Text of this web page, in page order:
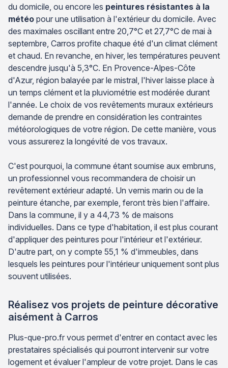
du domicile, ou encore les peintures résistantes à la
météo pour une utilisation à l'extérieur du domicile. Avec
des maximales oscillant entre 20,7°C et 27,7°C de mai à
septembre, Carros profite chaque été d'un climat clément
et chaud. En revanche, en hiver, les températures peuvent
descendre jusqu'à 5,3°C. En Provence-Alpes-Côte
d'Azur, région balayée par le mistral, l'hiver laisse place à
un temps clément et la pluviométrie est modérée durant
l'année. Le choix de vos revêtements muraux extérieurs
demande de prendre en considération les contraintes
météorologiques de votre région. De cette manière, vous
vous assurerez la longévité de vos travaux.
C'est pourquoi, la commune étant soumise aux embruns,
un professionnel vous recommandera de choisir un
revêtement extérieur adapté. Un vernis marin ou de la
peinture étanche, par exemple, feront très bien l'affaire.
Dans la commune, il y a 44,73 % de maisons
individuelles. Dans ce type d'habitation, il est plus courant
d'appliquer des peintures pour l'intérieur et l'extérieur.
D'autre part, on y compte 55,1 % d'immeubles, dans
lesquels les peintures pour l'intérieur uniquement sont plus
souvent utilisées.
Réalisez vos projets de peinture décorative
aisément à Carros
Plus-que-pro.fr vous permet d'entrer en contact avec les
prestataires spécialisés qui pourront intervenir sur votre
logement et évaluer l'ampleur de votre projet. Dans le cas